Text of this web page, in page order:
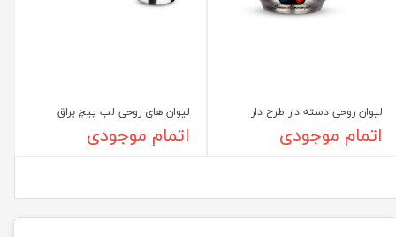
لیوان روحی دسته دار طرح دار
اتمام موجودی
لیوان های روحی لب پیچ براق
اتمام موجودی